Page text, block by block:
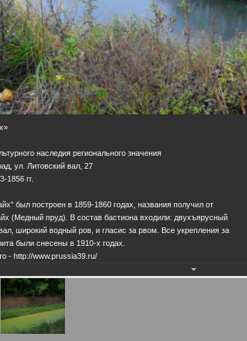
наследия регионального значения
ул. Литовский вал, 27
1856 гг.
был построен в 1859-1860 годах, названия получил от
(Медный пруд). В состав бастиона входили: двухъярусный
широкий водный ров, и гласис за рвом. Все укрепления за
были снесены в 1910-х годах.
- http://www.prussia39.ru/